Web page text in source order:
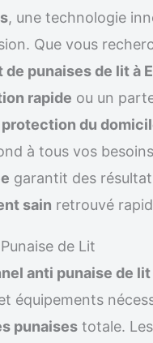
, une technologie
Que vous
punaises de lit à
rapide ou un
protection du
à tous vos
garantit des
sain retrouvé
de Lit
anti punaise de lit
équipements
punaises totale.